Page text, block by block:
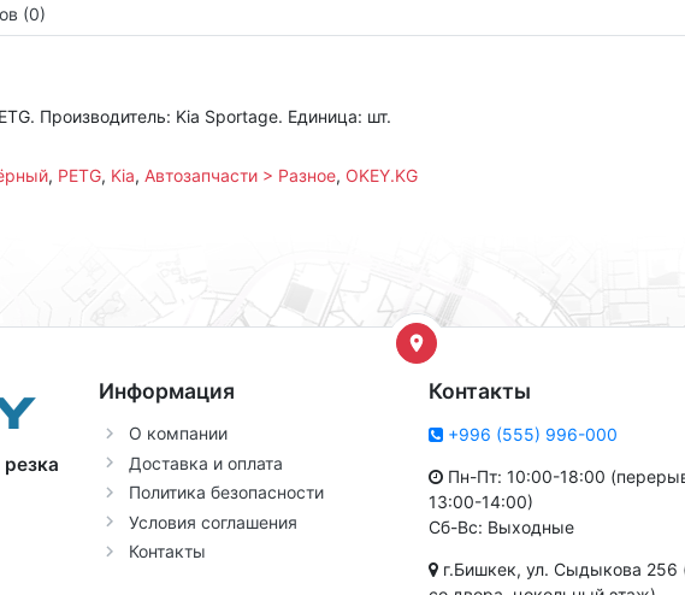
(0)
Производитель: Kia Sportage. Единица: шт.
, PETG, Kia, Автозапчасти > Разное, OKEY.KG
Информация
О компании
Доставка и оплата
Политика безопасности
Условия соглашения
Контакты
Контакты
+996 (555) 996-000
Пн-Пт: 10:00-18:00
13:00-14:00)
Сб-Вс: Выходные
г.Бишкек, ул. Сыдыкова 256